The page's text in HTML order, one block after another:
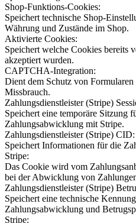
Shop-Funktions-Cookies:
Speichert technische Shop-
Währung und Zustände im Shop.
Aktivierte Cookies:
Speichert welche Cookies bereits
akzeptiert wurden.
CAPTCHA-Integration:
Dient dem Schutz von
Missbrauch.
Zahlungsdienstleister (Stripe)
Speichert eine temporäre Sitzung
Zahlungsabwicklung mit Stripe.
Zahlungsdienstleister (Stripe) CID:
Speichert Informationen für die
Stripe:
Das Cookie wird vom
bei der Abwicklung von
Zahlungsdienstleister (Stripe)
Speichert eine technische
Zahlungsabwicklung und
Stripe: